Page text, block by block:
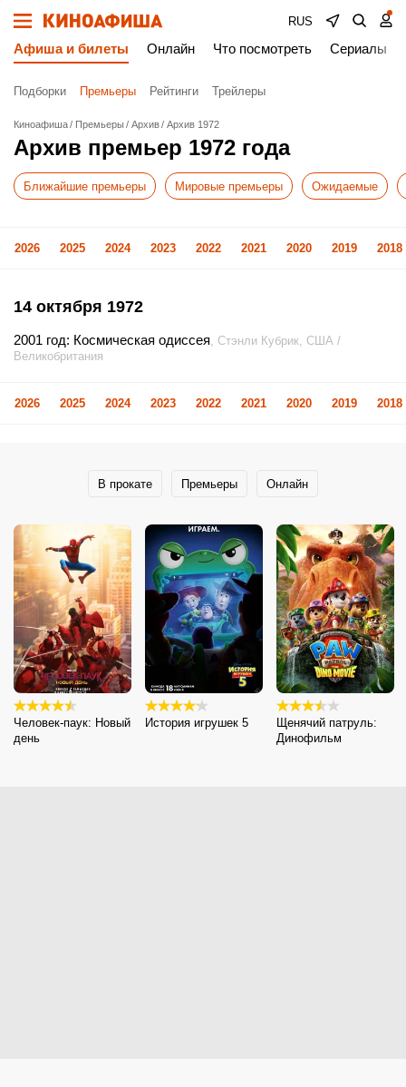
RUS
Афиша и билеты Онлайн Что посмотреть Сериалы
Подборки Премьеры Рейтинги Трейлеры
Киноафиша Премьеры Архив Архив 1972
Архив премьер 1972 года
Ближайшие премьеры Мировые премьеры Ожидаемые
2026 2025 2024 2023 2022 2021 2020 2019 2018
14 октября 1972
2001 год: Космическая одиссея, Стэнли Кубрик, США /
Великобритания
2026 2025 2024 2023 2022 2021 2020 2019 2018
В прокате Премьеры Онлайн
Человек-паук: Новый
день
История игрушек 5
Щенячий патруль:
Динофильм